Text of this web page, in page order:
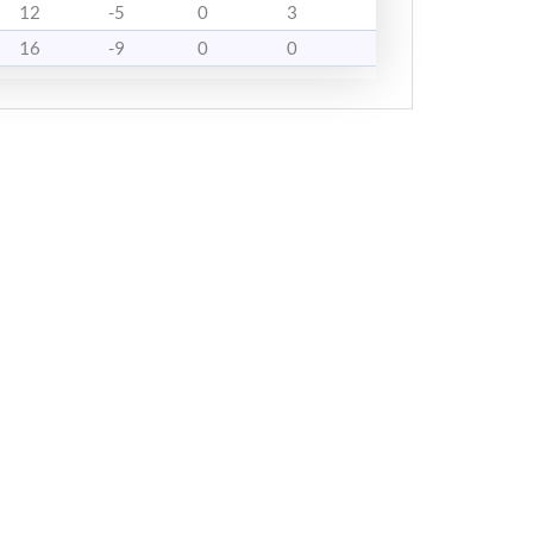
12 -5 0
3
16 -9 0 0